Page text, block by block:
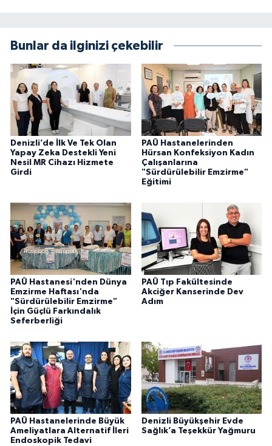
Bunlar da ilginizi çekebilir
Denizli’de İlk Ve Tek Olan
Yapay Zeka Destekli Yeni
Nesil MR Cihazı Hizmete
Girdi
PAÜ Hastanelerinden
Hürsan Konfeksiyon Kadın
Çalışanlarına
"Sürdürülebilir Emzirme"
Eğitimi
PAÜ Hastanesi'nden Dünya
Emzirme Haftası'nda
"Sürdürülebilir Emzirme"
İçin Güçlü Farkındalık
Seferberliği
PAÜ Tıp Fakültesinde
Akciğer Kanserinde Dev
Adım
PAÜ Hastanelerinde Büyük
Ameliyatlara Alternatif İleri
Endoskopik Tedavi
Denizli Büyükşehir Evde
Sağlık’a Teşekkür Yağmuru